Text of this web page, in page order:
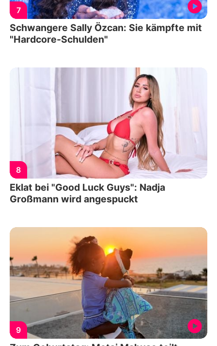
7
Schwangere Sally Özcan: Sie kämpfte mit
"Hardcore-Schulden"
8
Eklat bei "Good Luck Guys": Nadja
Großmann wird angespuckt
9